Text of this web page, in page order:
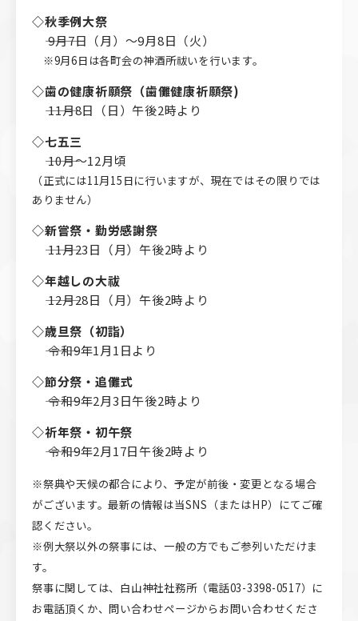
◇秋季例大祭
――― 9月7日（月）～9月8日（火）
※9月6日は各町会の神酒所祓いを行います。
◇歯の健康祈願祭（歯儺健康祈願祭)
――― 11月8日（日）午後2時より
◇七五三
――― 10月～12月頃
（正式には11月15日に行いますが、現在ではその限りでは
ありません）
◇新嘗祭・勤労感謝祭
――― 11月23日（月）午後2時より
◇年越しの大祓
――― 12月28日（月）午後2時より
◇歳旦祭（初詣）
――― 令和9年1月1日より
◇節分祭・追儺式
――― 令和9年2月3日午後2時より
◇祈年祭・初午祭
――― 令和9年2月17日午後2時より
※祭典や天候の都合により、予定が前後・変更となる場合
がございます。最新の情報は当SNS（またはHP）にてご確
認ください。
※例大祭以外の祭事には、一般の方でもご参列いただけま
す。
祭事に関しては、白山神社社務所（電話03-3398-0517）に
お電話頂くか、問い合わせページからお問い合わせくださ